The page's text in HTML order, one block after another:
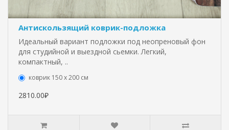
Антискользящий коврик-подложка
Идеальный вариант подложки под неопреновый фон
для студийной и выездной сьемки. Легкий,
компактный, ..
коврик 150 х 200 см
2810.00₽